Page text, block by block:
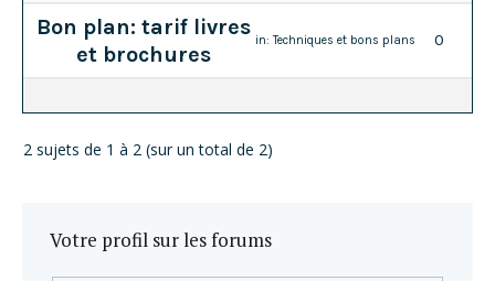
Bon plan: tarif livres
et brochures
in:Techniques et bons plans 0
2 sujets de 1 à 2 (sur un total de 2)
Votre profil sur les forums